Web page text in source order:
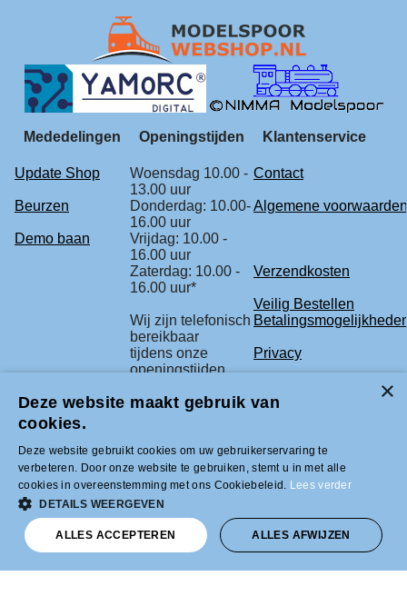
Mededelingen Openingstijden Klantenservice
Update Shop
Woensdag 10.00 -
13.00 uur
Contact
Beurzen
Donderdag: 10.00-
16.00 uur
Algemene voorwaarden
Demo baan
Vrijdag: 10.00 -
16.00 uur
Zaterdag: 10.00 -
16.00 uur*
Verzendkosten
Veilig Bestellen
Wij zijn telefonisch
bereikbaar
tijdens onze
openingstijden.
Privacy
* check voor de
Klachtenregeling
agenda.
Tel +31 (0)33-2996333 |
info@modelbouwled.nl | BTW nummer
NL001954275B26 | KVK nummer
31043946 | IBAN nummer NL59INGB
Deze website maakt gebruik van
cookies.
Deze website gebruikt cookies om uw gebruikerservaring te
verbeteren. Door onze website te gebruiken, stemt u in met alle
cookies in overeenstemming met ons Cookiebeleid. Lees verder
DETAILS WEERGEVEN
ALLES ACCEPTEREN ALLES AFWIJZEN